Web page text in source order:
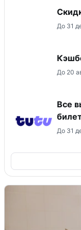
До 31
До 20
Все
До 31